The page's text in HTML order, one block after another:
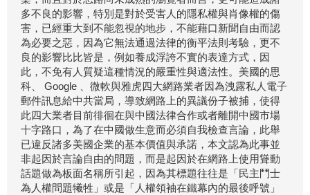
多不良的影響，特別是對於受害人的隱私權與肖像權的傷
害，已經重大到不能忽視的地步，不能藉口新聞自由而認
為必要之惡，因為它無法通過法律的衡平法則考驗，更不
良的影響比比皆是，例如養成浮誇不實的表達方式，因
此，不免有人質疑這種情況的嚴重性與適法性。美國的思
科、 Google 、微軟與雅虎四大網路業者因為洩露私人電子
郵件訊息給中共當局，導致網路上的異議份子被捕，使得
此四大業者目前徘徊在與中國法律合作或者離開中國市場
十字路口，為了在中國做生意而必須自我檢查言論，此舉
已違反諸多美國企業的基本價值與承諾，本文認為此事並
非起因於言論自由的問題，而是起因於在網路上使用聳動
話題做為板面名稱所引起，因為其標題往往是「民主鬥士
為人權問題犧牲」或是「人權領袖在鐵幕內的最後呼號」